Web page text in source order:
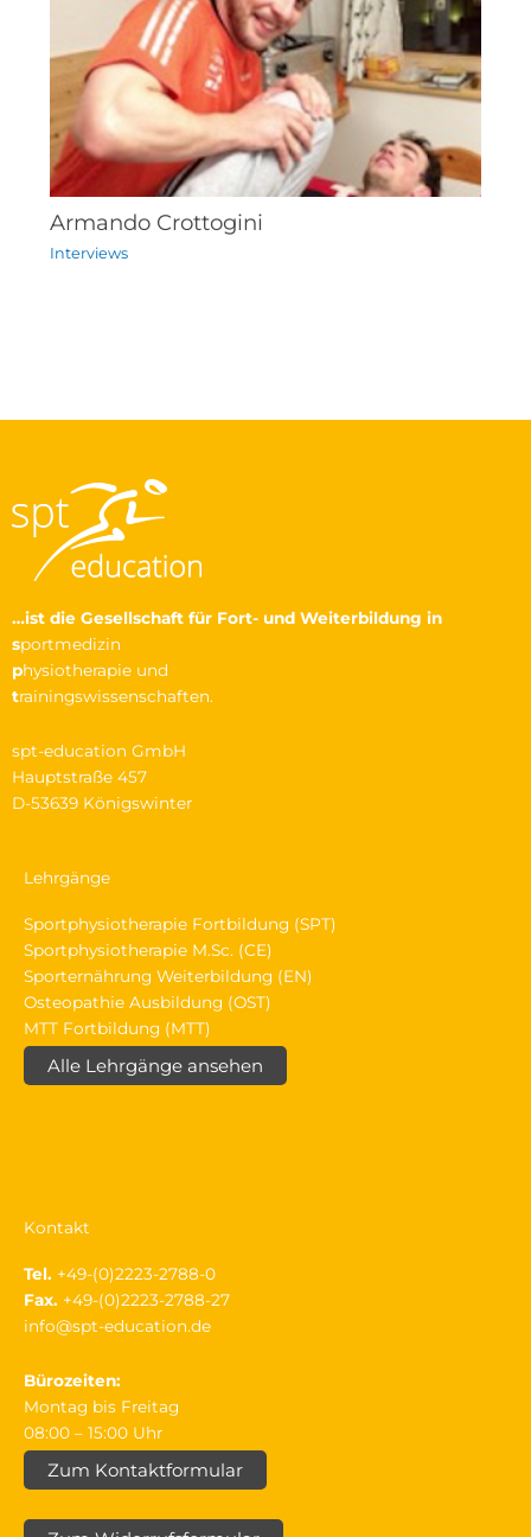
Armando Crottogini
Interviews
…ist die Gesellschaft für Fort- und Weiterbildung in
sportmedizin
physiotherapie und
trainingswissenschaften.
spt-education GmbH
Hauptstraße 457
D-53639 Königswinter
Lehrgänge
Sportphysiotherapie Fortbildung (SPT)
Sportphysiotherapie M.Sc. (CE)
Sporternährung Weiterbildung (EN)
Osteopathie Ausbildung (OST)
MTT Fortbildung (MTT)
Alle Lehrgänge ansehen
Kontakt
Tel. +49-(0)2223-2788-0
Fax. +49-(0)2223-2788-27
info@spt-education.de
Bürozeiten:
Montag bis Freitag
08:00 – 15:00 Uhr
Zum Kontaktformular